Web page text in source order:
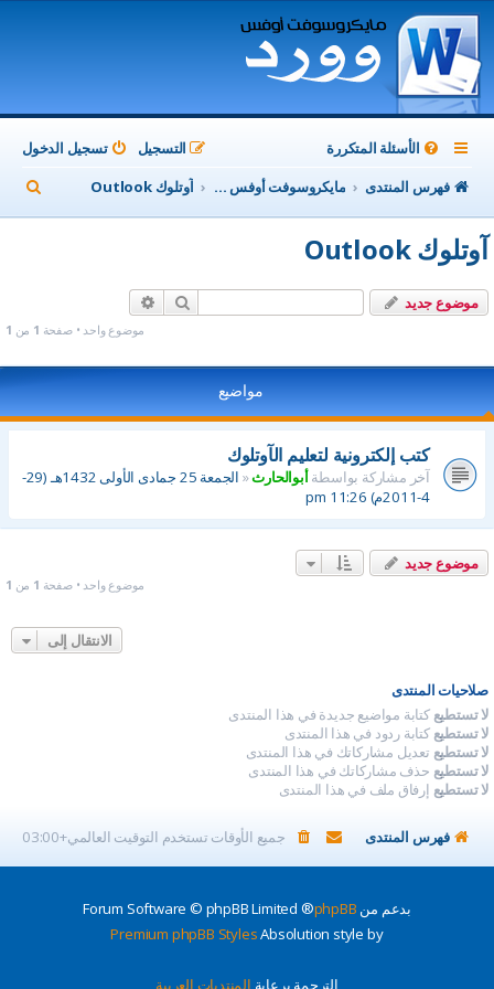
الأسئلة المتكررة تسجيل الدخول
التسجيل
فهرس المنتدى
مايكروسوفت أوفس Microsoft Office آوتلوك Outlook
ح
آوتلوك Outlook
موضوع جديد بحث
موضوع واحد • صفحة 1 من 1
مواضيع
كتب إلكترونية لتعليم الآوتلوك
آخر مشاركة بواسطةأبوالحارث«
الجمعة 25 جمادى الأولى 1432هـ (29-
4-2011م) 11:26 pm
موضوع جديد
موضوع واحد • صفحة 1 من 1
الانتقال إلى
صلاحيات المنتدى
لا تستطيع كتابة مواضيع جديدة في هذا المنتدى
لا تستطيع كتابة ردود في هذا المنتدى
لا تستطيع تعديل مشاركاتك في هذا المنتدى
لا تستطيع حذف مشاركاتك في هذا المنتدى
لا تستطيع إرفاق ملف في هذا المنتدى
فهرس المنتدى جميع الأوقات تستخدم التوقيت العالمي+03:00
بدعم من phpBB
® Forum Software © phpBB Limited
Absolution style by
Premium phpBB Styles
الترجمة برعاية المنتديات العربية